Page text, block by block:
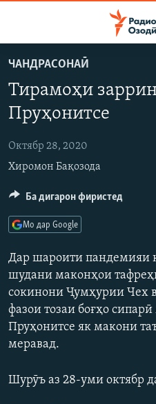
мояи
аслӣ
Ҷаҳиш
ба
аслӣ
Ҷаҳиш
ҷустор
ГӮШАҲО
СИЁСАТ
ИҚТИСОД
ҶОМЕА
ҚАЗИЯИ "КРОКУС"
ОСИЁИ МАРКАЗӢ
ФАРҲАНГ
ВАРЗИШ
ГАПИ ОЗОД
РӮЗГОРИ МУҲОҶИР
САЛОМ, ХОҲАР
ТАҲҚИҚОТ
ҶАНГ ДАР УКРАИНА
НАЗАРИ МАРДУМ
ОЗОДӢ ОНЛАЙН
ВИДЕО
НИГОРИСТОН
ГУЗОРИШҲОИ РАДИОӢ
РӮЙХАТҲО
КИТОБҲОИ ОЗОДӢ
Русский
ЧАНДРАСОНАӢ
Тирамоҳи
Пруҳонитсе
Октябр 28, 2020
Хиромон Бақозода
Дар шароити пандемияи
шудани маконҳои
сокинони Ҷумҳурии Чех
фазои тозаи боғҳо
Пруҳонитсе як макони
меравад.
Ба дигарон фиристед
Мо дар Google